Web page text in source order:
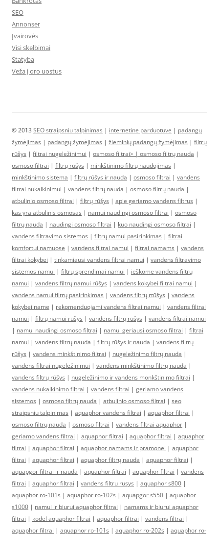
SEO
Annonser
Įvairovės
Visi skelbimai
Statyba
Veža į oro uostus
© 2013 SEO straipsniu talpinimas | internetine parduotuve | padangų
žymėjimas | padangų žymėjimas | žieminių padangų žymėjimas | filtrų
rūšys | filtrai nugeležinimui | osmoso filtrai> | osmoso filtrų nauda |
osmoso filtrai | filtrų rūšys | minkštinimo filtrų naudojimas |
minkštinimo sistema | filtrų rūšys ir nauda | osmoso filtrai | vandens
filtrai nukalkinimui | vandens filtrų nauda | osmoso filtrų nauda |
atbulinio osmoso filtrai | filtrų rūšys | apie geriamo vandens filtrus |
kas yra atbulinis osmosas | namui naudingi osmoso filtrai | osmoso
filtrų nauda | naudingi osmoso filtrai | kuo naudingi osmoso filtrai |
vandens filtravimo sistemos | filtrų namui pasirinkimas | filtrai
komfortui namuose | vandens filtrai namui | filtrai namams | vandens
filtrai kokybei | tinkamiausi vandens filtrai namui | vandens filtravimo
sistemos namui | filtrų sprendimai namui | ieškome vandens filtrų
namui | vandens filtrų namui rūšys | vandens kokybei filtrai namui |
vandens namui filtrų pasirinkimas | vandens filtrų rtūšys | vandens
kokybei name | rekomenduojami vandens filtrai namui | vandens filtrai
namui | filtrų namui rūšys | vandens filtrų rūšys | vandens filtrai namui
| namui naudingi osmoso filtrai | namui geriausi osmoso filtrai | filtrai
namui | vandens filtrų nauda | filtrų rūšys ir nauda | vandens filtrų
rūšys | vandens minkštinimo filtrai | nugeležinimo filtrų nauda |
vandens filtrai nugeležinimui | vandens minkštinimo filtrų nauda |
vandens filtrų rūšys | nugeležinimo ir vandens monkštinimo filtrai |
vandens nukalkinimo filtrai | vandens filtrai | geriamo vandens
sistemos | osmoso filtrų nauda | atbulinio osmoso filtrai | seo
straipsniu talpinimas | aquaphor vandens filtrai | aquaphor filtrai |
osmoso filtrų nauda | osmoso filtrai | vandens filtrai aquaphor |
geriamo vandens filtrai | aquaphor filtrai | aquaphor filtrai | aquaphor
filtrai | aquaphor filtrai | aquaphor namams ir pramonei | aquaphor
filtrai | aquaphor filtrai | aquaphor filtrų nauda | aquaphor filtrai |
aquapgor filtrai ir nauda | aquaphor filtrai | aquaphor filtrai | vandens
filtrai | aquaphor filtrai | vandens filtru rusys | aquaphor s800 |
aquaphor ro-101s | aquaphor ro-102s | aquapgor s550 | aquaphor
s1000 | namui ir biurui aquaphor filtrai | namams ir biurui aquaphor
filtrai | kodel aquaphor filtrai | aquaphor filtrai | vandens filtrai |
aquaphor filtrai | aquaphor ro-101s | aquaphor ro-202s | aquaphor ro-